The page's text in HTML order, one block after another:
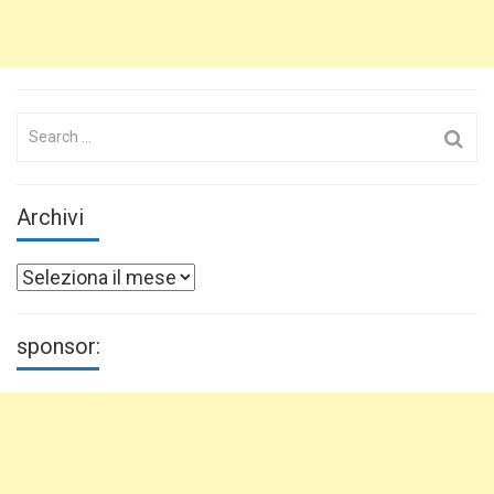
Search
Archivi
Archivi
sponsor: